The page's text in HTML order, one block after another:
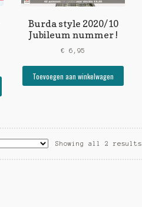
Burda style 2020/10
Jubileum nummer !
€ 6,95
Toevoegen aan winkelwagen
Showing all 2 results